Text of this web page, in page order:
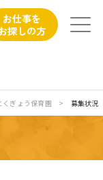
お仕事を
探しの方
くぎょう保育園 > 募集状況